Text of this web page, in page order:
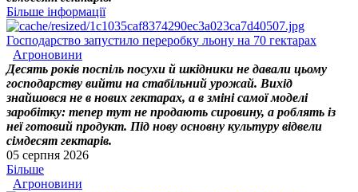
Більше інформації
Господарство запустило переробку льону на 70 гектарах
Агроновини
Десять років поспіль посухи й шкідники не давали цьому
господарству вийти на стабільний урожай. Вихід
знайшовся не в нових гектарах, а в зміні самої моделі
заробітку: тепер тут не продають сировину, а роблять із
неї готовий продукт. Під нову основну культуру відвели
сімдесят гектарів.
05 серпня 2026
Більше
Агроновини